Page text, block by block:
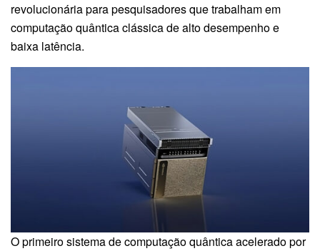
revolucionária para pesquisadores que trabalham em
computação quântica clássica de alto desempenho e
baixa latência.
O primeiro sistema de computação quântica acelerado por